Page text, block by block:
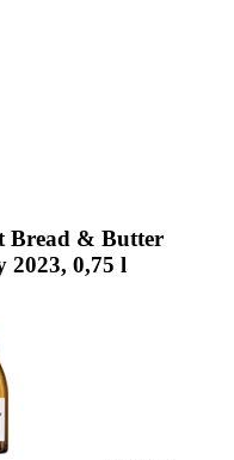
Bread & Butter
2023, 0,75 l